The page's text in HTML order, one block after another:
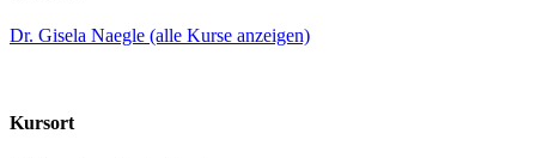
Dr. Gisela Naegle (alle Kurse anzeigen)
Kursort